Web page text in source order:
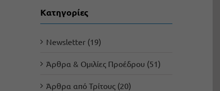
Kατηγορίες
Newsletter (19)
Άρθρα & Ομιλίες Προέδρου (51)
Άρθρα από Τρίτους (20)